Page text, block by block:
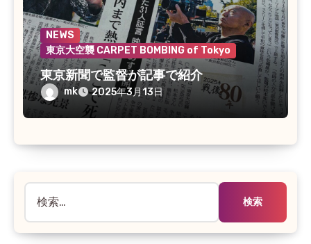
NEWS
東京大空襲 CARPET BOMBING of Tokyo
東京新聞で監督が記事で紹介
mk 2025年3月13日